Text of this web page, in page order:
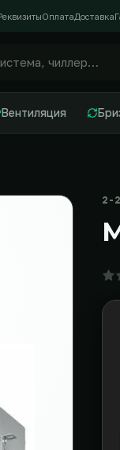
ОплатаДоставка
Вентиляция
2-